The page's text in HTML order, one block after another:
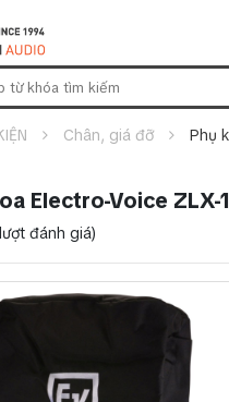
Chân, giá đỡ
Phụ
Electro-Voice ZLX-
đánh giá)